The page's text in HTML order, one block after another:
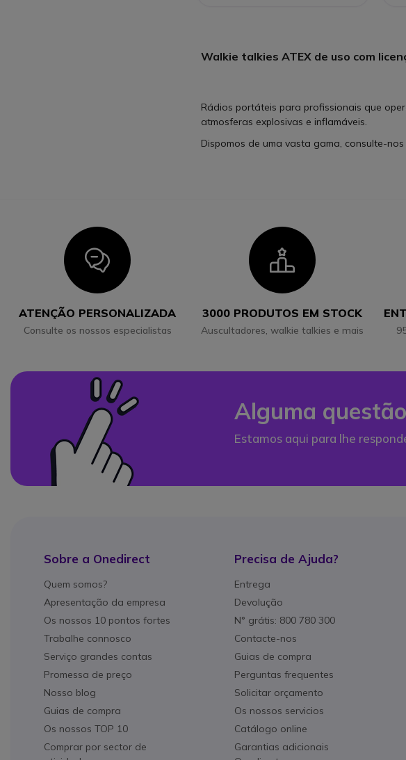
Walkie talkies ATEX de uso com
Rádios portáteis para profissionais que
atmosferas explosivas e inflamáveis.
Dispomos de uma vasta gama, consulte-
Icon
ATENÇÃO PERSONALIZADA
Consulte os nossos especialistas
Icon
3000 PRODUTOS EM STOCK
Auscultadores, walkie talkies e mais
Alguma
Estamos aqui para lhe
Sobre a Onedirect
Quem somos?
Apresentação da empresa
Os nossos 10 pontos fortes
Trabalhe connosco
Serviço grandes contas
Promessa de preço
Nosso blog
Guias de compra
Os nossos TOP 10
Comprar por sector de
Precisa de Ajuda?
Entrega
Devolução
N° grátis: 800 780 300
Contacte-nos
Guias de compra
Perguntas frequentes
Solicitar orçamento
Os nossos servicios
Catálogo online
Garantias adicionais